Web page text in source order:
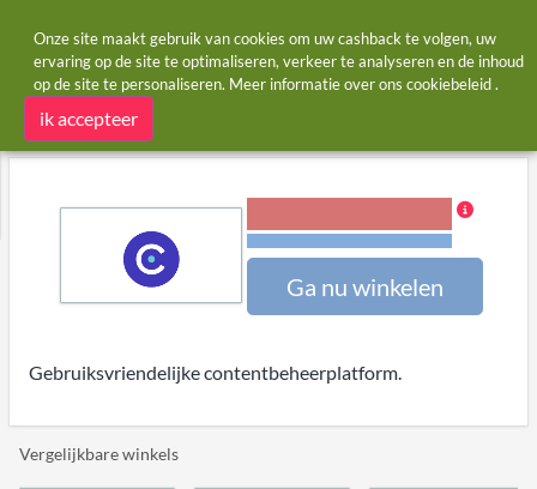
Startpagina Winkels ContentBASE
ContentBASE cashback en kortingscodes
Ga nu winkelen
Gebruiksvriendelijke contentbeheerplatform.
Vergelijkbare winkels
Onze site maakt gebruik van cookies om uw cashback te volgen, uw
ervaring op de site te optimaliseren, verkeer te analyseren en de inhoud
op de site te personaliseren. Meer informatie over ons cookiebeleid.
ik accepteer